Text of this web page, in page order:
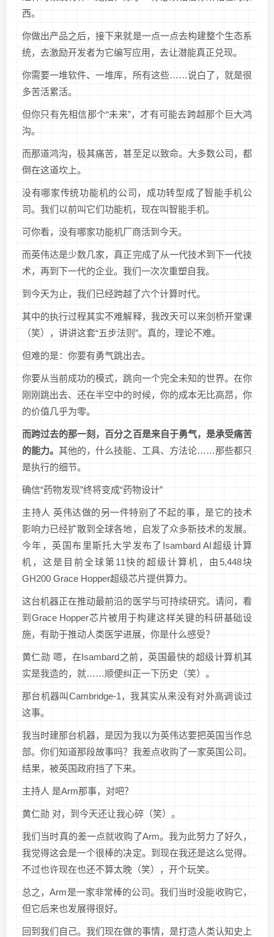
西。
你做出产品之后，接下来就是一点一点去构建整个生态系
统，去激励开发者为它编写应用，去让潜能真正兑现。
你需要一堆软件、一堆库，所有这些……说白了，就是很
多苦活累活。
但你只有先相信那个“未来”，才有可能去跨越那个巨大鸿
沟。
而那道鸿沟，极其痛苦，甚至足以致命。大多数公司，都
倒在这道坎上。
没有哪家传统功能机的公司，成功转型成了智能手机公
司。我们以前叫它们功能机，现在叫智能手机。
可你看，没有哪家功能机厂商活到今天。
而英伟达是少数几家，真正完成了从一代技术到下一代技
术，再到下一代的企业。我们一次次重塑自我。
到今天为止，我们已经跨越了六个计算时代。
其中的执行过程其实不难解释，我改天可以来剑桥开堂课
（笑），讲讲这套“五步法则”。真的，理论不难。
但难的是：你要有勇气跳出去。
你要从当前成功的模式，跳向一个完全未知的世界。在你
刚刚跳出去、还在半空中的时候，你的成本无比高昂，你
的价值几乎为零。
而跨过去的那一刻，百分之百是来自于勇气，是承受痛苦
的能力。其他的，什么技能、工具、方法论……那些都只
是执行的细节。
确信“药物发现”终将变成“药物设计”
主持人 英伟达做的另一件特别了不起的事，是它的技术
影响力已经扩散到全球各地，启发了众多新技术的发展。
今年，英国布里斯托大学发布了Isambard AI超级计算
机，这是目前全球第11快的超级计算机，由5,448块
GH200 Grace Hopper超级芯片提供算力。
这台机器正在推动最前沿的医学与可持续研究。请问，看
到Grace Hopper芯片被用于构建这样关键的科研基础设
施，有助于推动人类医学进展，你是什么感受？
黄仁勋 嗯，在Isambard之前，英国最快的超级计算机其
实是我造的，就……顺便纠正一下历史（笑）。
那台机器叫Cambridge-1，我其实从来没有对外高调谈过
这事。
我当时建那台机器，是因为我以为英伟达要把英国当作总
部。你们知道那段故事吗？我差点收购了一家英国公司。
结果，被英国政府挡了下来。
主持人 是Arm那事，对吧？
黄仁勋 对，到今天还让我心碎（笑）。
我们当时真的差一点就收购了Arm。我为此努力了好久，
我觉得这会是一个很棒的决定。到现在我还是这么觉得。
不过也许现在也还不算太晚（笑），开个玩笑。
总之，Arm是一家非常棒的公司。我们当时没能收购它，
但它后来也发展得很好。
回到我们自己。我们现在做的事情，是打造人类认知史上